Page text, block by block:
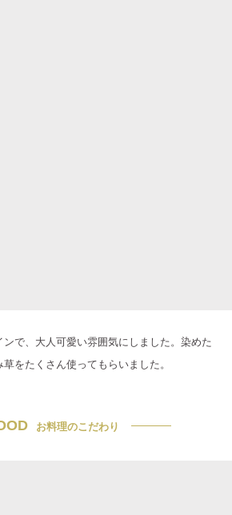
で、大人可愛い雰囲気にしました。染めた
をたくさん使ってもらいました。
お料理のこだわり